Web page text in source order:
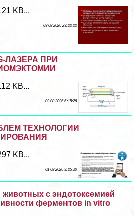
KB...
03 08 2026 23:22:22
ЛАЗЕРА ПРИ
KB...
02 08 2026 6:15:26
ТЕХНОЛОГИИ
KB...
01 08 2026 9:25:30
с эндотоксемией
ферментов in vitro